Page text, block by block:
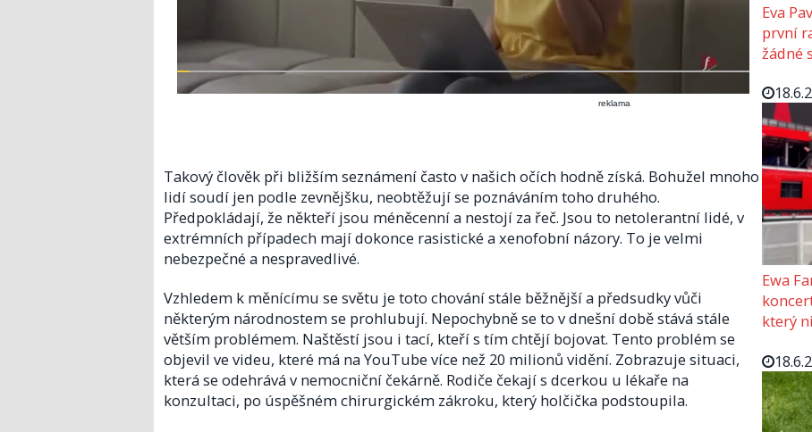
reklama
Takový člověk při bližším seznámení často v našich očích hodně získá. Bohužel mnoho
lidí soudí jen podle zevnějšku, neobtěžují se poznáváním toho druhého.
Předpokládají, že někteří jsou méněcenní a nestojí za řeč. Jsou to netolerantní lidé, v
extrémních případech mají dokonce rasistické a xenofobní názory. To je velmi
nebezpečné a nespravedlivé.
Vzhledem k měnícímu se světu je toto chování stále běžnější a předsudky vůči
některým národnostem se prohlubují. Nepochybně se to v dnešní době stává stále
větším problémem. Naštěstí jsou i tací, kteří s tím chtějí bojovat. Tento problém se
objevil ve videu, které má na YouTube více než 20 milionů vidění. Zobrazuje situaci,
která se odehrává v nemocniční čekárně. Rodiče čekají s dcerkou u lékaře na
konzultaci, po úspěšném chirurgickém zákroku, který holčička podstoupila.
Eva
první
žádné
Ewa
který